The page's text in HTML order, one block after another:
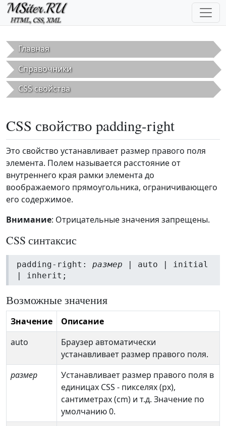
Перейти к основному содержанию
Главная
Справочники
CSS свойства
CSS свойство padding-right
Это свойство устанавливает размер правого поля
элемента. Полем называется расстояние от
внутреннего края рамки элемента до
воображаемого прямоугольника, ограничивающего
его содержимое.
Внимание: Отрицательные значения запрещены.
CSS синтаксис
padding-right: размер | auto | initial
| inherit;
Возможные значения
Значение
Описание
auto
Браузер автоматически
устанавливает размер правого поля.
размер
Устанавливает размер правого поля в
единицах CSS - пикселях (px),
сантиметрах (cm) и т.д. Значение по
умолчанию 0.